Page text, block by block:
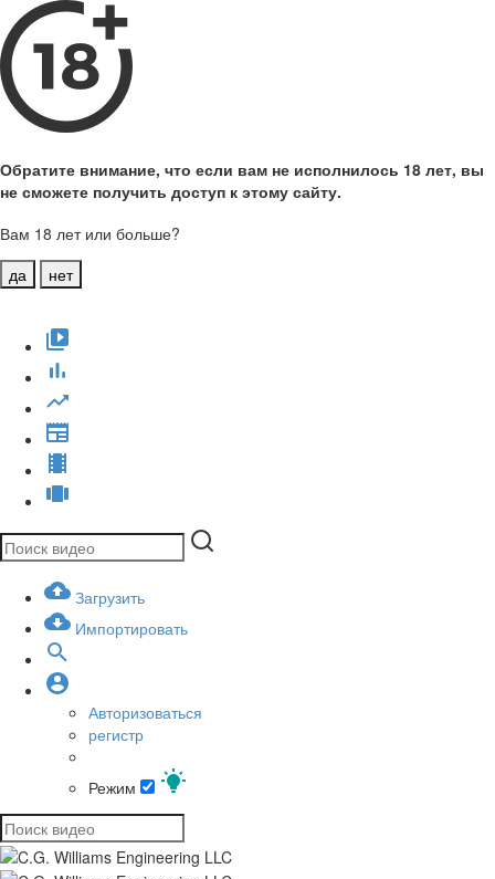
Обратите внимание, что если вам не исполнилось 18 лет, вы
не сможете получить доступ к этому сайту.
Вам 18 лет или больше?
да
нет
Загрузить
Импортировать
Авторизоваться
регистр
Режим